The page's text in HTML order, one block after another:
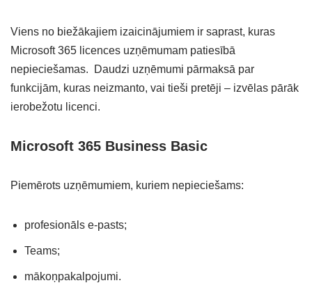
Viens no biežākajiem izaicinājumiem ir saprast, kuras
Microsoft 365 licences uzņēmumam patiesībā
nepieciešamas. Daudzi uzņēmumi pārmaksā par
funkcijām, kuras neizmanto, vai tieši pretēji – izvēlas pārāk
ierobežotu licenci.
Microsoft 365 Business Basic
Piemērots uzņēmumiem, kuriem nepieciešams:
profesionāls e-pasts;
Teams;
mākoņpakalpojumi.